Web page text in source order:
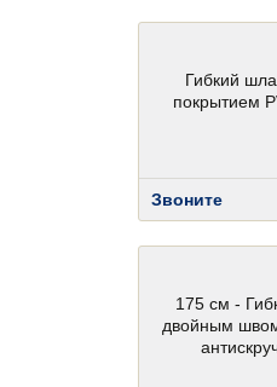
Гибкий
покрытием
Звоните
175 см -
двойным